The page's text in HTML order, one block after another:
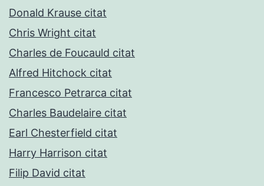
Donald Krause citat
Chris Wright citat
Charles de Foucauld citat
Alfred Hitchock citat
Francesco Petrarca citat
Charles Baudelaire citat
Earl Chesterfield citat
Harry Harrison citat
Filip David citat